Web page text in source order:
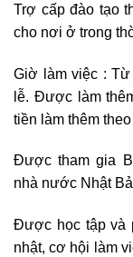
Trợ cấp đào tạo
cho nơi ở trong
Giờ làm việc :
lễ. Được làm
tiền làm thêm
Được tham gia
nhà nước Nhật
Được học tập và
nhật, cơ hội làm